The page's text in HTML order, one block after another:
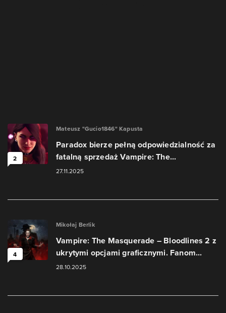
2
Mateusz "Gucio1846" Kapusta
Paradox bierze pełną odpowiedzialność za
fatalną sprzedaż Vampire: The...
27.11.2025
4
Mikołaj Berlik
Vampire: The Masquerade – Bloodlines 2 z
ukrytymi opcjami graficznymi. Fanom...
28.10.2025